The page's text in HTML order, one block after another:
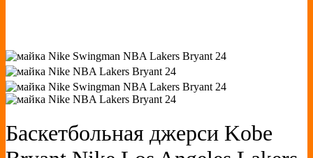
Баскетбольная джерси Kobe